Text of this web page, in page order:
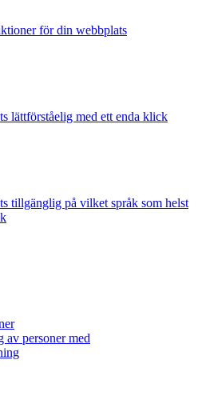
för din webbplats
lättförståelig med ett enda klick
tillgänglig på vilket språk som helst
av personer med